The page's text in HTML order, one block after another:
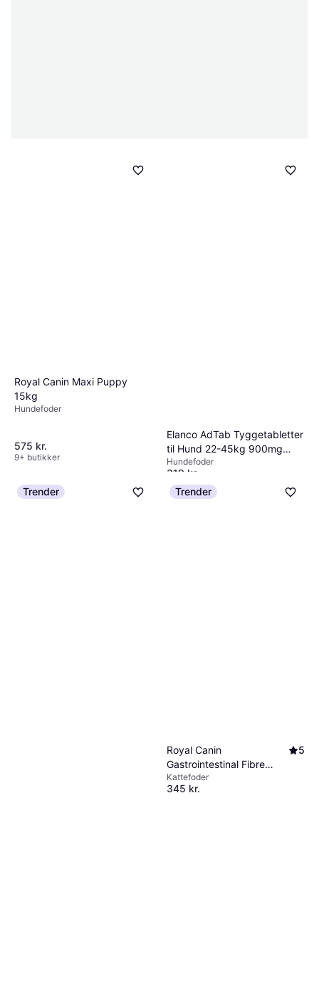
Royal Canin Maxi Puppy
15kg
Hundefoder
575 kr.
9+ butikker
Elanco AdTab Tyggetabletter
til Hund 22-45kg 900mg
3stk
Hundefoder
319 kr.
Eller 3 betalinger af 106 kr.
9+ butikker
Trender Trender
Royal Canin
Gastrointestinal Fibre
Response 4kg
5
Kattefoder
345 kr.